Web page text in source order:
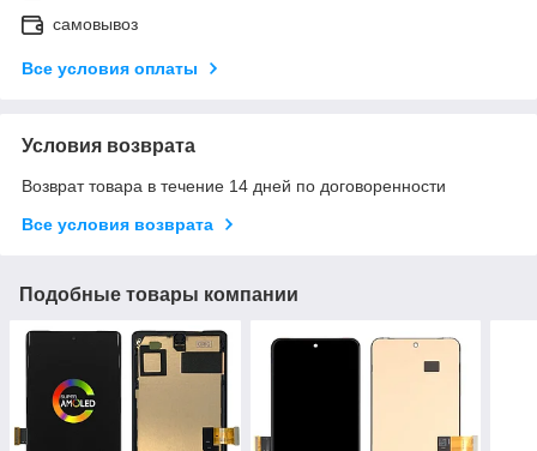
самовывоз
Все условия оплаты
Условия возврата
Возврат товара в течение 14 дней по договоренности
Все условия возврата
Подобные товары компании